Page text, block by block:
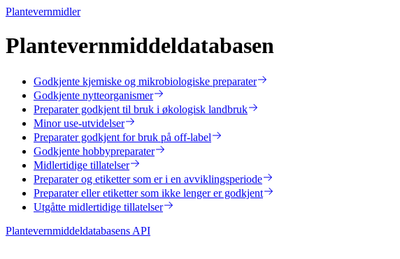
Plantevernmidler
Plantevernmiddel­databasen
Godkjente kjemiske og mikrobiologiske preparater
Godkjente nytteorganismer
Preparater godkjent til bruk i økologisk landbruk
Minor use-utvidelser
Preparater godkjent for bruk på off-label
Godkjente hobbypreparater
Midlertidige tillatelser
Preparater og etiketter som er i en avviklingsperiode
Preparater eller etiketter som ikke lenger er godkjent
Utgåtte midlertidige tillatelser
Plantevernmiddeldatabasens API